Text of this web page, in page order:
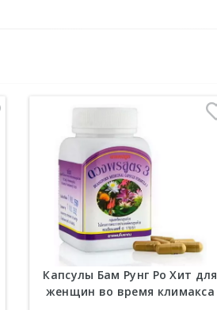
Капсулы Бам Рунг Ро Хит для
женщин во время климакса